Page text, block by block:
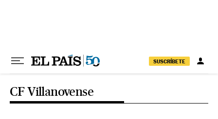
SUSCRÍBETE
CF Villanovense